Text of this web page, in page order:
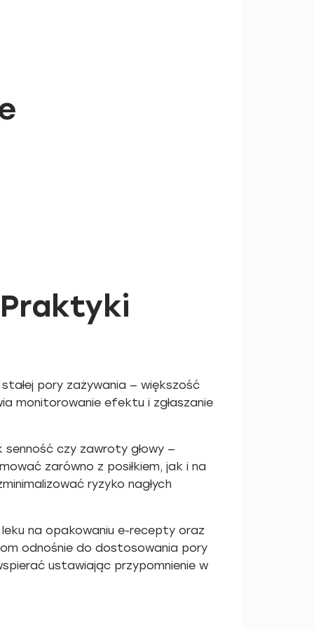
pory zażywania — większość
monitorowanie efektu i zgłaszanie
senność czy zawroty głowy —
zarówno z posiłkiem, jak i na
ryzyko nagłych
na opakowaniu e-recepty oraz
odnośnie do dostosowania pory
ustawiając przypomnienie w